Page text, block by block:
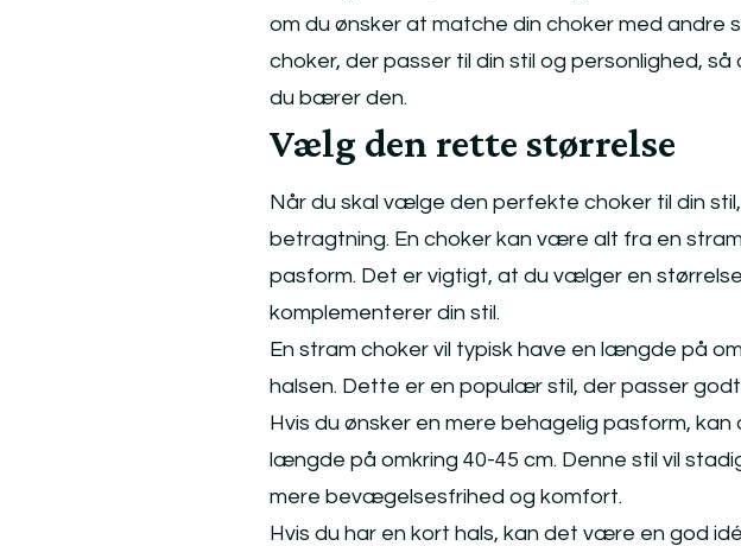
om du ønsker at matche din choker med andre
choker, der passer til din stil og personlighed,
du bærer den.
Vælg den rette størrelse
Når du skal vælge den perfekte choker til din
betragtning. En choker kan være alt fra en
pasform. Det er vigtigt, at du vælger en
komplementerer din stil.
En stram choker vil typisk have en længde på
halsen. Dette er en populær stil, der passer
Hvis du ønsker en mere behagelig pasform,
længde på omkring 40-45 cm. Denne stil vil
mere bevægelsesfrihed og komfort.
Hvis du har en kort hals, kan det være en god